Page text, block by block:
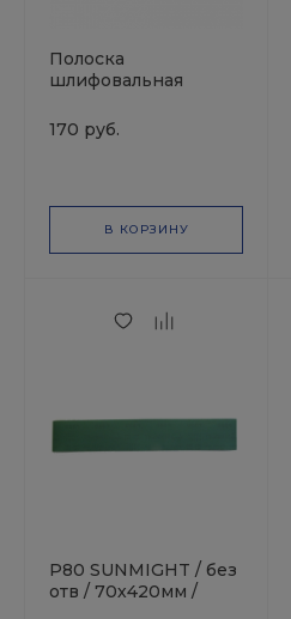
Полоска
шлифовальная
P180 MIRKA
170 руб.
В КОРЗИНУ
P80 SUNMIGHT / без
отв / 70х420мм /